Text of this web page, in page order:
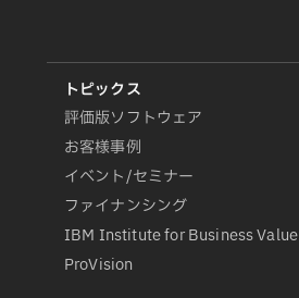
評価版ソフトウェア
お客様事例
イベント/セミナー
ファイナンシング
IBM Institute for Business Value
ProVision